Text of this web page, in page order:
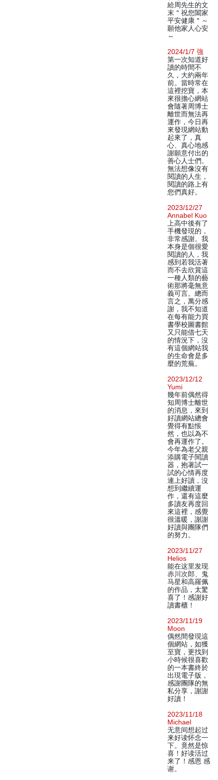
給周先生的文
末＂祝您闔家
平安健康＂～
願他家人心安
～
2024/1/7 強
第一次知道好
讀的時間不
久，大約兩年
前。當時常在
這裡挖寶，本
來很擔心網站
會隨著周博士
離世而無法再
運作，今日再
來發現網站動
起來了，真
心、真心地感
謝願意付出的
善心人士們。
無法想像沒有
閱讀的人生，
閱讀的路上有
您們真好。
2023/12/27
Annabel Kuo
上高中後有了
手機發現的，
非常感謝。我
本身是個很愛
閱讀的人，我
感到若我活著
而不去欣賞這
一種人類的藝
術那將毫無意
義可言。總而
言之，萬分感
謝，我不知道
在每有能力買
書學校圖書館
又只能借七天
的情況下，沒
有這個網站我
的生命會是多
麼的荒蕪。
2023/12/12
Yumi
幾年前偶然得
知周博士離世
的消息，來到
好讀網站總會
覺得有點悵
然，也以為不
會再運作了。
今年為老父親
添購電子閱讀
器，抱著試一
試的心情再度
連上好讀，沒
想到繼續運
作，還有這麼
多讀友再度回
來這裡，感覺
很溫暖，謝謝
好讀與團隊們
的努力。
2023/11/27
Helios
能在这里发现
赤川次郎、鬼
马星和高羅佩
的作品，太驚
喜了！感謝好
讀書櫃！
2023/11/19
Moon
偶然間發現這
個網站，如獲
至寶，更找到
小時候很喜歡
的一本書終於
出現電子版，
感謝團隊的無
私分享，謝謝
好讀！
2023/11/18
Michael
无意间想起过
来好读怀念一
下。竟然是惊
喜！好读活过
来了！感恩 感
谢。